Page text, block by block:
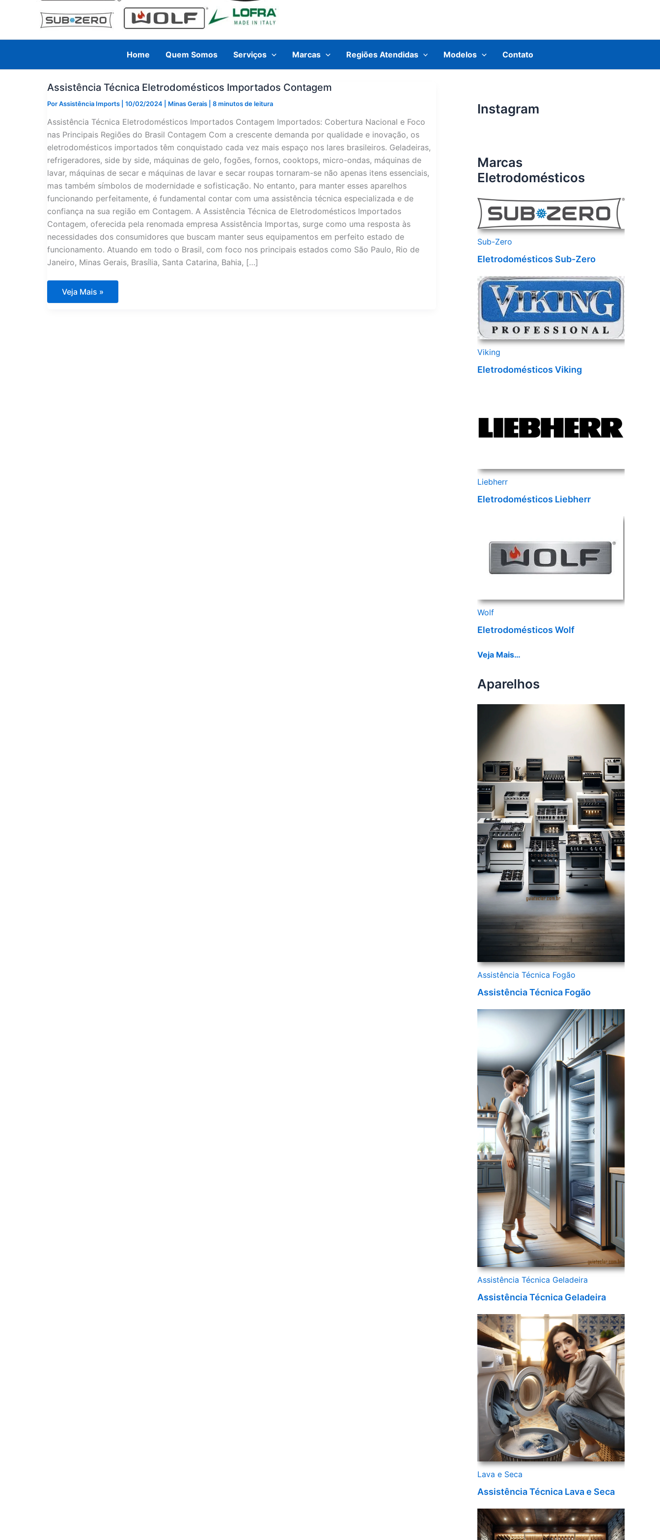
Home Quem Somos Serviços Marcas Regiões Atendidas Modelos Contato
Assistência Técnica Eletrodomésticos Importados Contagem
PorAssistência Imports 10/02/2024 Minas Gerais 8 minutos de leitura
Assistência Técnica Eletrodomésticos Importados Contagem Importados: Cobertura Nacional e Foco
nas Principais Regiões do Brasil Contagem Com a crescente demanda por qualidade e inovação, os
eletrodomésticos importados têm conquistado cada vez mais espaço nos lares brasileiros. Geladeiras,
refrigeradores, side by side, máquinas de gelo, fogões, fornos, cooktops, micro-ondas, máquinas de
lavar, máquinas de secar e máquinas de lavar e secar roupas tornaram-se não apenas itens essenciais,
mas também símbolos de modernidade e sofisticação. No entanto, para manter esses aparelhos
funcionando perfeitamente, é fundamental contar com uma assistência técnica especializada e de
confiança na sua região em Contagem. A Assistência Técnica de Eletrodomésticos Importados
Contagem, oferecida pela renomada empresa Assistência Importas, surge como uma resposta às
necessidades dos consumidores que buscam manter seus equipamentos em perfeito estado de
funcionamento. Atuando em todo o Brasil, com foco nos principais estados como São Paulo, Rio de
Janeiro, Minas Gerais, Brasília, Santa Catarina, Bahia, […]
Assistência
Técnica
Veja Mais »
Instagram
Marcas
Eletrodomésticos
Sub-Zero
Eletrodomésticos Sub-Zero
Viking
Eletrodomésticos Viking
Liebherr
Eletrodomésticos Liebherr
Wolf
Eletrodomésticos Wolf
Veja Mais…
Aparelhos
Assistência Técnica Fogão
Assistência Técnica Fogão
Assistência Técnica Geladeira
Assistência Técnica Geladeira
Lava e Seca
Assistência Técnica Lava e Seca